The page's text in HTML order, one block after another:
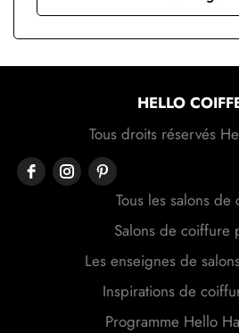
HELLO
Tous droits réservés
Tous les salons de
Salons de coiffure
Les enseignes de
Inspirations de
Programme Hello